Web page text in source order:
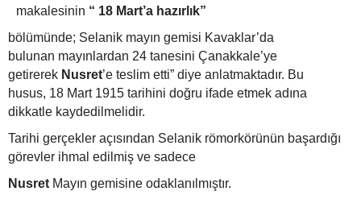
makalesinin “ 18 Mart’a hazırlık”
bölümünde; Selanik mayın gemisi Kavaklar’da
bulunan mayınlardan 24 tanesini Çanakkale’ye
getirerek Nusret’e teslim etti” diye anlatmaktadır. Bu
husus, 18 Mart 1915 tarihini doğru ifade etmek adına
dikkatle kaydedilmelidir.
Tarihi gerçekler açısından Selanik römorkörünün başardığı
görevler ihmal edilmiş ve sadece
Nusret Mayın gemisine odaklanılmıştır.